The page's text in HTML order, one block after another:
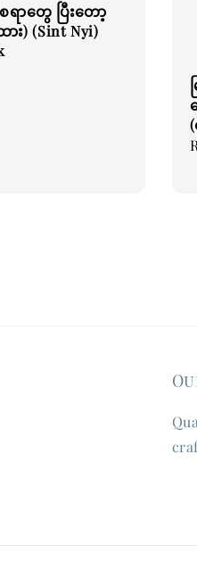
ရာတွေ ပြီးတော့
း) (Sint Nyi)